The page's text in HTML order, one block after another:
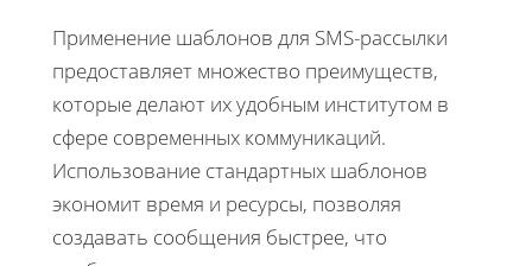
Применение шаблонов для SMS-рассылки
предоставляет множество преимуществ,
которые делают их удобным институтом в
сфере современных коммуникаций.
Использование стандартных шаблонов
экономит время и ресурсы, позволяя
создавать сообщения быстрее, что